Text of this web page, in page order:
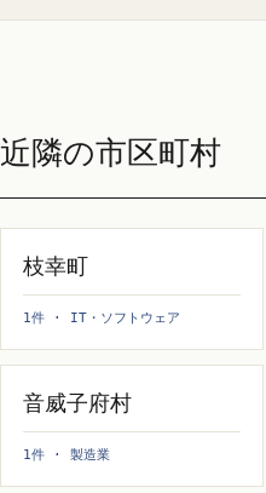
近隣の市区町村
枝幸町
1件 · IT・ソフトウェア
音威子府村
1件 · 製造業